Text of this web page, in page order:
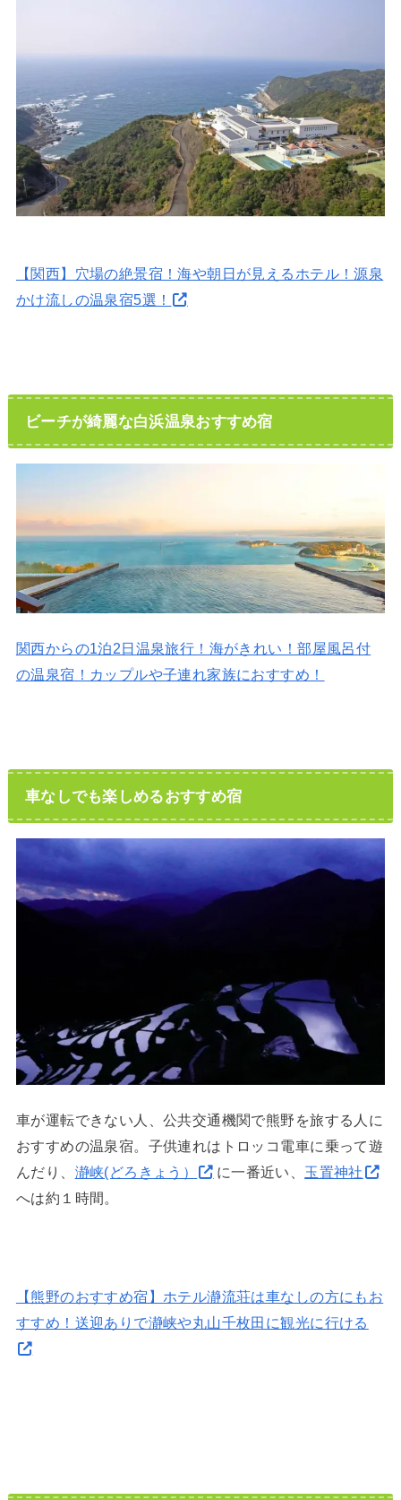
【関西】穴場の絶景宿！海や朝日が見えるホテル！源泉
かけ流しの温泉宿5選！
ビーチが綺麗な白浜温泉おすすめ宿
関西からの1泊2日温泉旅行！海がきれい！部屋風呂付
の温泉宿！カップルや子連れ家族におすすめ！
車なしでも楽しめるおすすめ宿
車が運転できない人、公共交通機関で熊野を旅する人に
おすすめの温泉宿。子供連れはトロッコ電車に乗って遊
んだり、 瀞峡(どろきょう） に一番近い、 玉置神社
へは約１時間。
【熊野のおすすめ宿】ホテル瀞流荘は車なしの方にもお
すすめ！送迎ありで瀞峡や丸山千枚田に観光に行ける